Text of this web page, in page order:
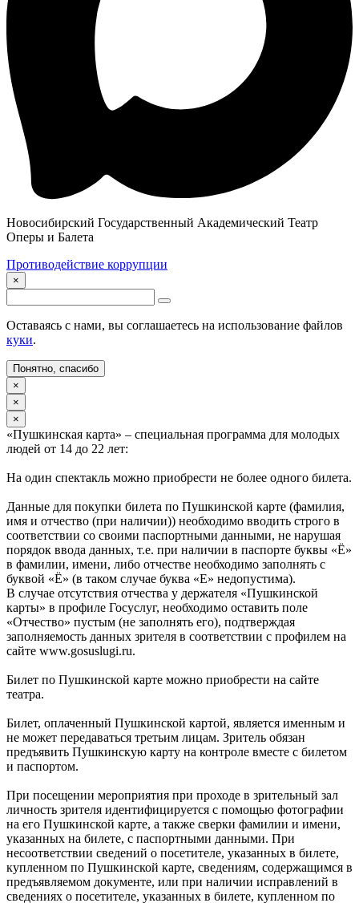
Новосибирский Государственный Академический Театр
Оперы и Балета
Противодействие коррупции
×
Оставаясь с нами, вы соглашаетесь на использование файлов
куки.
Понятно, спасибо
×
×
×
«Пушкинская карта» – специальная программа для молодых
людей от 14 до 22 лет:
На один спектакль можно приобрести не более одного билета.
Данные для покупки билета по Пушкинской карте (фамилия,
имя и отчество (при наличии)) необходимо вводить строго в
соответствии со своими паспортными данными, не нарушая
порядок ввода данных, т.е. при наличии в паспорте буквы «Ё»
в фамилии, имени, либо отчестве необходимо заполнять с
буквой «Ё» (в таком случае буква «Е» недопустима).
В случае отсутствия отчества у держателя «Пушкинской
карты» в профиле Госуслуг, необходимо оставить поле
«Отчество» пустым (не заполнять его), подтверждая
заполняемость данных зрителя в соответствии с профилем на
сайте www.gosuslugi.ru.
Билет по Пушкинской карте можно приобрести на сайте
театра.
Билет, оплаченный Пушкинской картой, является именным и
не может передаваться третьим лицам. Зритель обязан
предъявить Пушкинскую карту на контроле вместе с билетом
и паспортом.
При посещении мероприятия при проходе в зрительный зал
личность зрителя идентифицируется с помощью фотографии
на его Пушкинской карте, а также сверки фамилии и имени,
указанных на билете, с паспортными данными. При
несоответствии сведений о посетителе, указанных в билете,
купленном по Пушкинской карте, сведениям, содержащимся в
предъявляемом документе, или при наличии исправлений в
сведениях о посетителе, указанных в билете, купленном по